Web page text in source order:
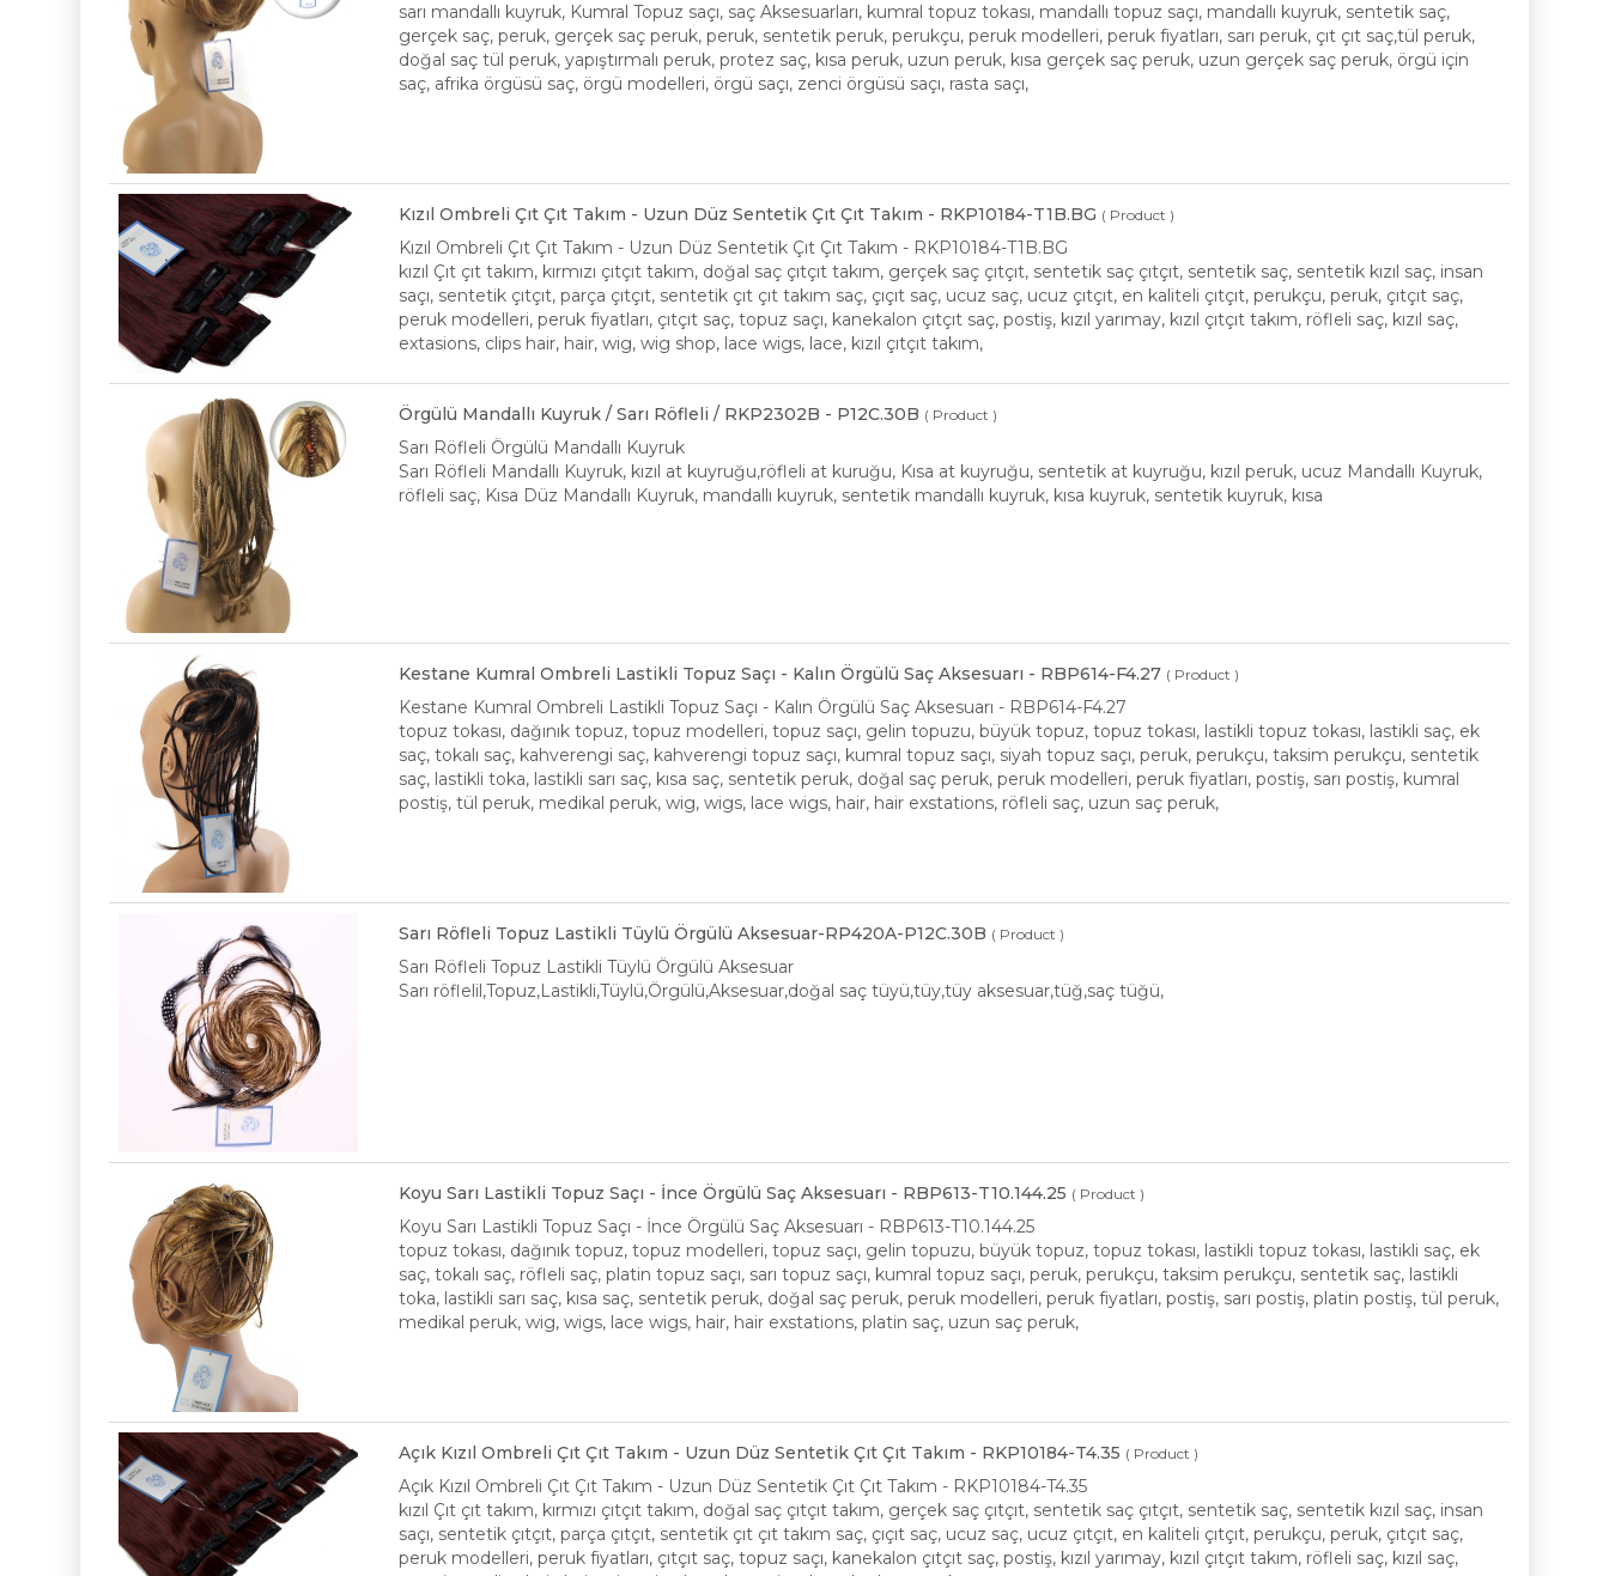
sarı mandallı kuyruk, Kumral Topuz saçı, saç Aksesuarları, kumral topuz tokası, mandallı topuz saçı, mandallı kuyruk, sentetik saç,
gerçek saç, peruk, gerçek saç peruk, peruk, sentetik peruk, perukçu, peruk modelleri, peruk fiyatları, sarı peruk, çıt çıt saç,tül peruk,
doğal saç tül peruk, yapıştırmalı peruk, protez saç, kısa peruk, uzun peruk, kısa gerçek saç peruk, uzun gerçek saç peruk, örgü için
saç, afrika örgüsü saç, örgü modelleri, örgü saçı, zenci örgüsü saçı, rasta saçı,
Kızıl Ombreli Çıt Çıt Takım - Uzun Düz Sentetik Çıt Çıt Takım - RKP10184-T1B.BG ( Product )
Kızıl Ombreli Çıt Çıt Takım - Uzun Düz Sentetik Çıt Çıt Takım - RKP10184-T1B.BG
kızıl Çıt çıt takım, kırmızı çıtçıt takım, doğal saç çıtçıt takım, gerçek saç çıtçıt, sentetik saç çıtçıt, sentetik saç, sentetik kızıl saç, insan
saçı, sentetik çıtçıt, parça çıtçıt, sentetik çıt çıt takım saç, çıçıt saç, ucuz saç, ucuz çıtçıt, en kaliteli çıtçıt, perukçu, peruk, çıtçıt saç,
peruk modelleri, peruk fiyatları, çıtçıt saç, topuz saçı, kanekalon çıtçıt saç, postiş, kızıl yarımay, kızıl çıtçıt takım, röfleli saç, kızıl saç,
extasions, clips hair, hair, wig, wig shop, lace wigs, lace, kızıl çıtçıt takım,
Örgülü Mandallı Kuyruk / Sarı Röfleli / RKP2302B - P12C.30B ( Product )
Sarı Röfleli Örgülü Mandallı Kuyruk
Sarı Röfleli Mandallı Kuyruk, kızıl at kuyruğu,röfleli at kuruğu, Kısa at kuyruğu, sentetik at kuyruğu, kızıl peruk, ucuz Mandallı Kuyruk,
röfleli saç, Kısa Düz Mandallı Kuyruk, mandallı kuyruk, sentetik mandallı kuyruk, kısa kuyruk, sentetik kuyruk, kısa
Kestane Kumral Ombreli Lastikli Topuz Saçı - Kalın Örgülü Saç Aksesuarı - RBP614-F4.27 ( Product )
Kestane Kumral Ombreli Lastikli Topuz Saçı - Kalın Örgülü Saç Aksesuarı - RBP614-F4.27
topuz tokası, dağınık topuz, topuz modelleri, topuz saçı, gelin topuzu, büyük topuz, topuz tokası, lastikli topuz tokası, lastikli saç, ek
saç, tokalı saç, kahverengi saç, kahverengi topuz saçı, kumral topuz saçı, siyah topuz saçı, peruk, perukçu, taksim perukçu, sentetik
saç, lastikli toka, lastikli sarı saç, kısa saç, sentetik peruk, doğal saç peruk, peruk modelleri, peruk fiyatları, postiş, sarı postiş, kumral
postiş, tül peruk, medikal peruk, wig, wigs, lace wigs, hair, hair exstations, röfleli saç, uzun saç peruk,
Sarı Röfleli Topuz Lastikli Tüylü Örgülü Aksesuar-RP420A-P12C.30B ( Product )
Sarı Röfleli Topuz Lastikli Tüylü Örgülü Aksesuar
Sarı röflelil,Topuz,Lastikli,Tüylü,Örgülü,Aksesuar,doğal saç tüyü,tüy,tüy aksesuar,tüğ,saç tüğü,
Koyu Sarı Lastikli Topuz Saçı - İnce Örgülü Saç Aksesuarı - RBP613-T10.144.25 ( Product )
Koyu Sarı Lastikli Topuz Saçı - İnce Örgülü Saç Aksesuarı - RBP613-T10.144.25
topuz tokası, dağınık topuz, topuz modelleri, topuz saçı, gelin topuzu, büyük topuz, topuz tokası, lastikli topuz tokası, lastikli saç, ek
saç, tokalı saç, röfleli saç, platin topuz saçı, sarı topuz saçı, kumral topuz saçı, peruk, perukçu, taksim perukçu, sentetik saç, lastikli
toka, lastikli sarı saç, kısa saç, sentetik peruk, doğal saç peruk, peruk modelleri, peruk fiyatları, postiş, sarı postiş, platin postiş, tül peruk,
medikal peruk, wig, wigs, lace wigs, hair, hair exstations, platin saç, uzun saç peruk,
Açık Kızıl Ombreli Çıt Çıt Takım - Uzun Düz Sentetik Çıt Çıt Takım - RKP10184-T4.35 ( Product )
Açık Kızıl Ombreli Çıt Çıt Takım - Uzun Düz Sentetik Çıt Çıt Takım - RKP10184-T4.35
kızıl Çıt çıt takım, kırmızı çıtçıt takım, doğal saç çıtçıt takım, gerçek saç çıtçıt, sentetik saç çıtçıt, sentetik saç, sentetik kızıl saç, insan
saçı, sentetik çıtçıt, parça çıtçıt, sentetik çıt çıt takım saç, çıçıt saç, ucuz saç, ucuz çıtçıt, en kaliteli çıtçıt, perukçu, peruk, çıtçıt saç,
peruk modelleri, peruk fiyatları, çıtçıt saç, topuz saçı, kanekalon çıtçıt saç, postiş, kızıl yarımay, kızıl çıtçıt takım, röfleli saç, kızıl saç,